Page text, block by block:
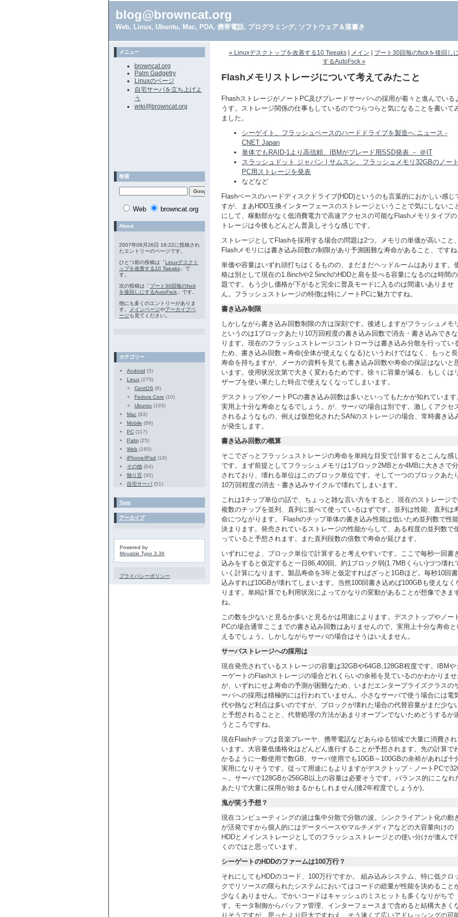
blog@browncat.org
Web, Linux, Ubuntu, Mac, PDA, 携帯電話, プログラミング, ソフトウェア＆落書き
« Linuxデスクトップを改善する10 Tweaks| メイン
ブート30回毎のfsckを後回し
するAutoFsck »
Flashメモリストレージについて考えてみたこと
FhashストレージがノートPC及びブレードサーバへの採用が着々と進んでいる
うす。ストレージ関係の仕事もしているのでつらつらと気になることを書いて
ました。
シーゲイト、フラッシュベースのハードドライブを製造へ:ニュース -
CNET Japan
単体でもRAID-1より高信頼、IBMがブレード用SSD発表 － ＠IT
スラッシュドット ジャパン | サムスン、フラッシュメモリ32GBのノート
PC用ストレージを発表
などなど
Flashベースのハードディスクドライブ(HDD)というのも言葉的におかしい感じ
すが、まあHDD互換インターフェースのストレージということで気にしないこ
にして、稼動部がなく低消費電力で高速アクセスの可能なFlashメモリタイプの
トレージは今後もどんどん普及しそうな感じです。
ストレージとしてFlashを採用する場合の問題は2つ。メモリの単価が高いこと、
Flashメモリには書き込み回数の制限があり予測困難な寿命があること、ですね
単価や容量はいずれ頭打ちはくるものの、まだまだヘッドルームはあります。
格は別として現在の1.8inchや2.5inchのHDDと肩を並べる容量になるのは時間
題です。もう少し価格が下がると完全に普及モードに入るのは間違いありませ
ん。フラッシュストレージの特徴は特にノートPCに魅力ですね。
書き込み制限
しかしながら書き込み回数制限の方は深刻です。後述しますがフラッシュメモ
というのは1ブロックあたり10万回程度の書き込み回数で消去・書き込みできな
ります。現在のフラッシュストレージコントローラは書き込み分散を行ってい
ため、書き込み回数＝寿命(全体が使えなくなる)というわけではなく、もっと
寿命を持ちますが、メーカの資料を見ても書き込み回数や寿命の保証はないと
います。使用状況次第で大きく変わるためです。徐々に容量が減る、もしくは
ザーブを使い果たした時点で使えなくなってしまいます。
デスクトップやノートPCの書き込み回数は多いといってもたかが知れています
実用上十分な寿命となるでしょう。が、サーバの場合は別です。激しくアクセ
されるようなもの、例えば仮想化されたSANのストレージの場合、常時書き込
が発生します。
書き込み回数の概算
そこでざっとフラッシュストレージの寿命を単純な目安で計算するとこんな感
です。まず前提としてフラッシュメモリは1ブロック2MBとか4MBに大きさで
されており、壊れる単位はこのブロック単位です。そして一つのブロックあた
10万回程度の消去・書き込みサイクルで壊れてしまいます。
これは1チップ単位の話で、ちょっと雑な言い方をすると、現在のストレージ
複数のチップを並列、直列に並べて使っているはずです。並列は性能、直列は
命につながります。 Flashのチップ単体の書き込み性能は低いため並列数で性
決まります。発売されているストレージの性能からして、ある程度の並列数で
っていると予想されます。また直列段数の倍数で寿命が延びます。
いずれにせよ、ブロック単位で計算すると考えやすいです。ここで毎秒一回書
込みをすると仮定すると一日86,400回。約1ブロック弱(1.7MBくらい)づつ壊れ
いく計算になります。製品寿命を3年と仮定すればざっと1GBほど。毎秒10回書
込みすれば10GBが壊れてしまいます。当然100回書き込めば100GBも使えなく
ります。単純計算でも利用状況によってかなりの変動があることが想像できま
ね。
この数を少ないと見るか多いと見るかは用途によります。デスクトップやノー
PCの場合通常ここまでの書き込み回数はありませんので、実用上十分な寿命と
えるでしょう。しかしながらサーバの場合はそうはいえません。
サーバストレージへの採用は
現在発売されているストレージの容量は32GBや64GB,128GB程度です。IBMや
ーゲートのFlashストレージの場合どれくらいの余裕を見ているのかわかりませ
が、いずれにせよ寿命の予測が困難なため、いまだエンタープライズクラスの
ーバへの採用は積極的には行われていません。小さなサーバで使う場合には電
代や熱など利点は多いのですが、ブロックが壊れた場合の代替容量がまだ少な
と予想されることと、代替処理の方法があまりオープンでないためどうするか
うところですね。
現在Flashチップは音楽プレーヤ、携帯電話などあらゆる領域で大量に消費され
います。大容量低価格化はどんどん進行することが予想されます。先の計算で
かるように一般使用で数GB、サーバ使用でも10GB～100GBの余裕があれば十
実用になりそうです。従って用途にもよりますがデスクトップ・ノートPCで
～。サーバで128GBか256GB以上の容量は必要そうです。バランス的にこなれ
あたりで大量に採用が始まるかもしれません(後2年程度でしょうか)。
鬼が笑う予想？
現在コンピューティングの波は集中分散で分散の波。シンクライアント化の動
が活発ですから個人的にはデータベースやマルチメディアなどの大容量向けの
HDDとメインストレージとしてのフラッシュストレージとの使い分けが進んで
くのではと思っています。
シーゲートのHDDのファームは100万行？
それにしてもHDDのコード、100万行ですか。 組み込みシステム、特に低クロ
クでリソースの限られたシステムにおいてはコードの総量が性能を決めること
少なくありません。でかいコードはキャッシュのミスヒットも多くなりがちで
す。モータ制御からバッファ管理、インターフェースまで含めると結構大きく
りそうですが、思ったより巨大ですねえ。そう速くて広いアドレッシングの可
メニュー
browncat.org
Palm Gadgetry
Linuxのページ
自宅サーバを立ち上げよ
う
wiki@browncat.org
検索
Web browncat.org
About
2007年08月26日 16:22に投稿され
たエントリーのページです。
ひとつ前の投稿は「Linuxデスクト
ップを改善する10 Tweaks 」で
す。
次の投稿は「ブート30回毎のfsck
を後回しにするAutoFsck 」です。
他にも多くのエントリーがありま
す。
メインページやアーカイブペ
ージ も見てください。
カテゴリー
Android (3)
Linux (275)
CentOS (6)
Fedora Core (10)
Ubuntu (193)
Mac (83)
Mobile (89)
PC (117)
Palm (25)
Web (160)
iPhone/iPad (19)
その他 (84)
独り言 (30)
自宅サーバ (51)
Tags
アーカイブ
Powered by
Movable Type 3.36
プライバシーポリシー